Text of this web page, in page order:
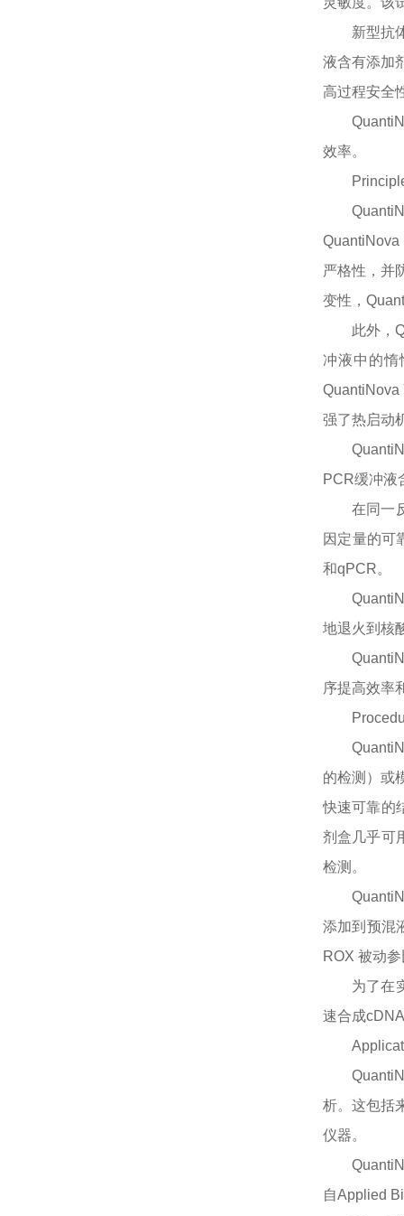
新型抗
液含有添加
高过程安全
效率。
QuantiNova
严格性，并
变性，
此外，
冲液中的惰
强了热启动
PCR缓冲液
在同一
因定量的可
和qPCR。
地退火到核
序提高效率
的检测）或
快速可靠的
剂盒几乎可
检测。
添加到预混
ROX 被动
为了在
速合成
析。这包括
仪器。
自Applied